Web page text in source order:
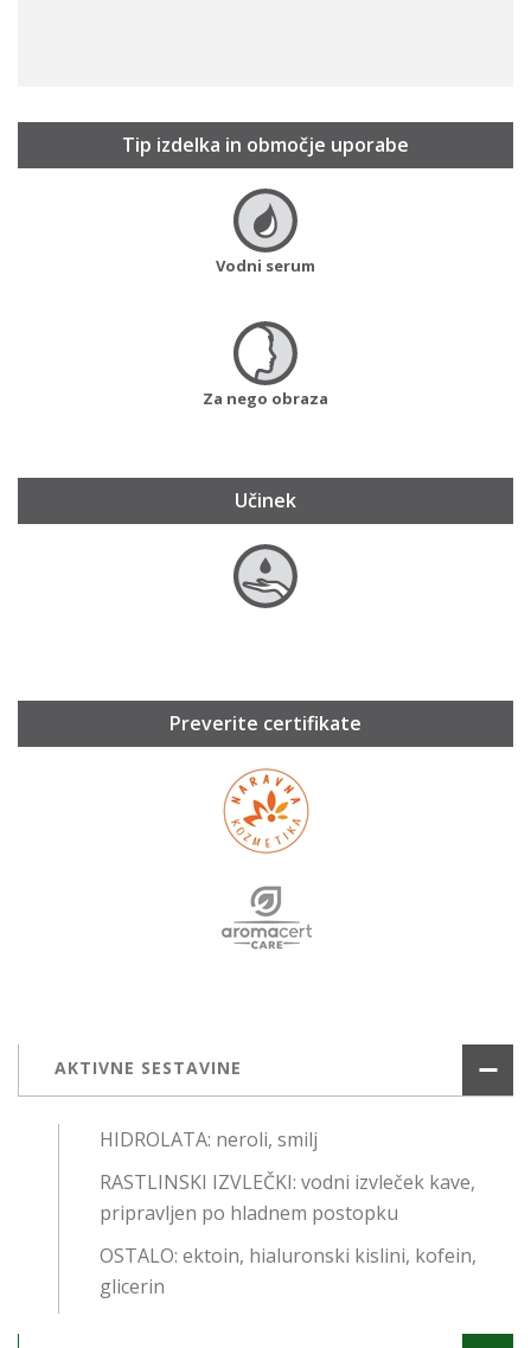
Tip izdelka in območje uporabe
Vodni serum
Za nego obraza
Učinek
Preverite certifikate
AKTIVNE SESTAVINE
HIDROLATA: neroli, smilj
RASTLINSKI IZVLEČKI: vodni izvleček kave,
pripravljen po hladnem postopku
OSTALO: ektoin, hialuronski kislini, kofein,
glicerin